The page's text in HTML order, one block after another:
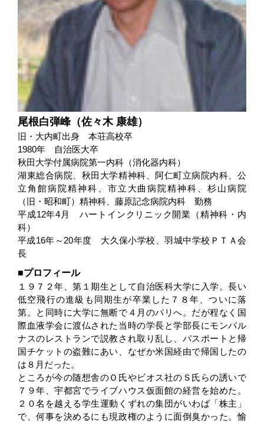
尾根白弾峰（佐々木 康雄）
旧・大内町出身 本荘高校卒
1980年 自治医大卒
秋田大学付属病院第一内科（消化器内科）
湖東総合病院、秋田大学精神科、阿仁町立病院内科、公
立角館病院精神科、市立大曲病院精神科、杉山病院
（旧・昭和町）精神科、藤原記念病院内科 勤務
平成12年4月 ハートインクリニック開業（精神科・内
科）
平成16年～20年度 大久保小学校、羽城中学校ＰＴＡ会
長
プロフィール
１９７２年、第１期生として自治医科大学に入学。長い
低空飛行の進級も同期生が卒業した７８年、ついに落
第。と同時に大学に無断で４月のパリへ。だが程なく国
際血液学会に渡仏された当時の学長と学部長にモンパル
ナスのレストランで説教され取り乱し、パスポートと帰
国チケットの盗難にあい、なぜか米国経由で帰国したの
は８月だった。
ところが今の随想舎のＯ氏やビオス社のＳ氏らの誘いで
７９年、宇都宮でライブハウス仮面館の経営を始めた。
２０名を越える学生運動くずれの集団がいわば「株主」
で、何事を決めるにも現政権のように面倒臭かった。愉